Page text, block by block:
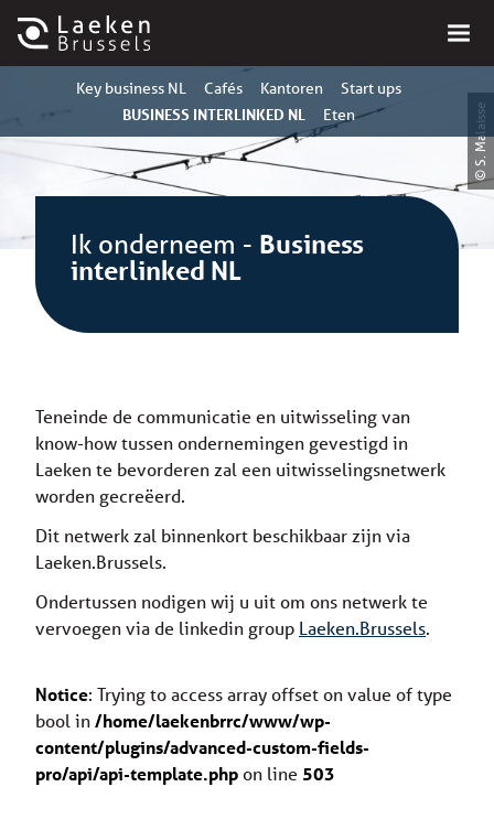
Key business NL Cafés Kantoren Start ups
BUSINESS INTERLINKED NL Eten © S. Malaisse
Ik onderneem - Business
interlinked NL
Teneinde de communicatie en uitwisseling van
know-how tussen ondernemingen gevestigd in
Laeken te bevorderen zal een uitwisselingsnetwerk
worden gecreëerd.
Dit netwerk zal binnenkort beschikbaar zijn via
Laeken.Brussels.
Ondertussen nodigen wij u uit om ons netwerk te
vervoegen via de linkedin group Laeken.Brussels.
Notice: Trying to access array offset on value of type
bool in/home/laekenbrrc/www/wp-
content/plugins/advanced-custom-fields-
pro/api/api-template.phpon line 503